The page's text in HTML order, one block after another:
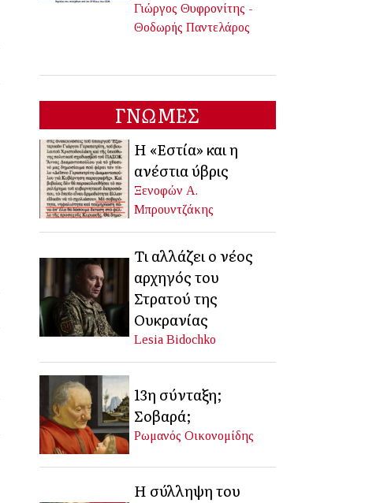
Γιώργος Θυφρονίτης -
Θοδωρής Παντελάρος
ΓΝΩΜΕΣ
Η «Εστία» και η
ανέστια ύβρις
Ξενοφών Α.
Μπρουντζάκης
Τι αλλάζει ο νέος
αρχηγός του
Στρατού της
Ουκρανίας
Lesia Bidochko
13η σύνταξη;
Σοβαρά;
Ρωμανός Οικονομίδης
Η σύλληψη του